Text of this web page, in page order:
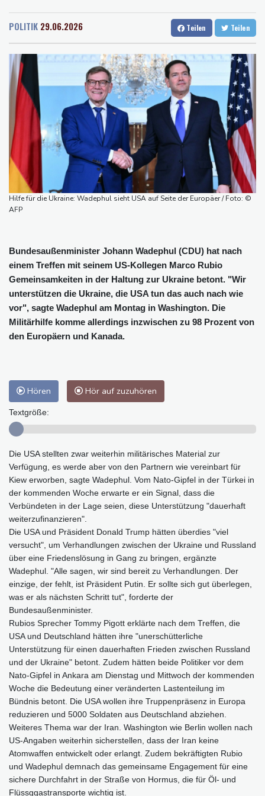
Dresden
Wien
30 °C
Baden-Baden
24 °C
Papst Leo XIV. will bei Frankreich-Besuch Missbrauchsopfer
Nationaler Sicherheitsrat mit Merz tagt zu Drohnenvorfall in
Leipzig
Kabel der Deutschen Bahn beschädigt: Kölner Staatsschutz
ermittelt wegen Sabotage
Frankreichs Außenminister Barrot kündigt Reaktion auf russische
Wahlkampf-Einmischung an
Ein Viertel der Reisenden in Deutschland lässt sich Ziele von der
KI vorschlagen
Norwegens Fußball-Verband fordert Infantinos Rücktritt
Verurteilte Linksextremistin: Bundesgerichtshof bestätigt
POLITIK 29.06.2026 Teilen Teilen
Hilfe für die Ukraine: Wadephul sieht USA auf Seite der Europäer / Foto: ©
AFP
Bundesaußenminister Johann Wadephul (CDU) hat nach
einem Treffen mit seinem US-Kollegen Marco Rubio
Gemeinsamkeiten in der Haltung zur Ukraine betont. "Wir
unterstützen die Ukraine, die USA tun das auch nach wie
vor", sagte Wadephul am Montag in Washington. Die
Militärhilfe komme allerdings inzwischen zu 98 Prozent von
den Europäern und Kanada.
Hören Hör auf zuzuhören
Textgröße:
Die USA stellten zwar weiterhin militärisches Material zur
Verfügung, es werde aber von den Partnern wie vereinbart für
Kiew erworben, sagte Wadephul. Vom Nato-Gipfel in der Türkei in
der kommenden Woche erwarte er ein Signal, dass die
Verbündeten in der Lage seien, diese Unterstützung "dauerhaft
weiterzufinanzieren".
Die USA und Präsident Donald Trump hätten überdies "viel
versucht", um Verhandlungen zwischen der Ukraine und Russland
über eine Friedenslösung in Gang zu bringen, ergänzte
Wadephul. "Alle sagen, wir sind bereit zu Verhandlungen. Der
einzige, der fehlt, ist Präsident Putin. Er sollte sich gut überlegen,
was er als nächsten Schritt tut", forderte der
Bundesaußenminister.
Rubios Sprecher Tommy Pigott erklärte nach dem Treffen, die
USA und Deutschland hätten ihre "unerschütterliche
Unterstützung für einen dauerhaften Frieden zwischen Russland
und der Ukraine" betont. Zudem hätten beide Politiker vor dem
Nato-Gipfel in Ankara am Dienstag und Mittwoch der kommenden
Woche die Bedeutung einer veränderten Lastenteilung im
Bündnis betont. Die USA wollen ihre Truppenpräsenz in Europa
reduzieren und 5000 Soldaten aus Deutschland abziehen.
Weiteres Thema war der Iran. Washington wie Berlin wollen nach
US-Angaben weiterhin sicherstellen, dass der Iran keine
Atomwaffen entwickelt oder erlangt. Zudem bekräftigten Rubio
und Wadephul demnach das gemeinsame Engagement für eine
sichere Durchfahrt in der Straße von Hormus, die für Öl- und
Flüssggastransporte wichtig ist.